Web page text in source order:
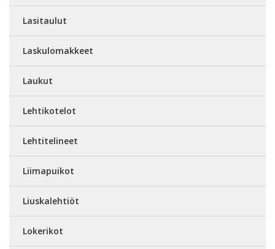
Lasitaulut
Laskulomakkeet
Laukut
Lehtikotelot
Lehtitelineet
Liimapuikot
Liuskalehtiöt
Lokerikot